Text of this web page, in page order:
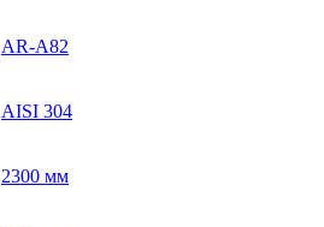
AR-A82
AISI 304
2300 мм